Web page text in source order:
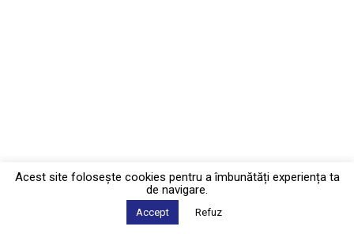
Acest site foloseşte cookies pentru a îmbunătăți experiența ta
de navigare.
Accept Refuz